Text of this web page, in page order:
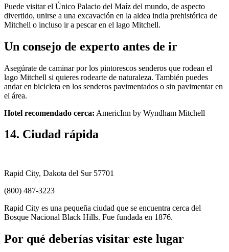
Puede visitar el Único Palacio del Maíz del mundo, de aspecto
divertido, unirse a una excavación en la aldea india prehistórica de
Mitchell o incluso ir a pescar en el lago Mitchell.
Un consejo de experto antes de ir
Asegúrate de caminar por los pintorescos senderos que rodean el
lago Mitchell si quieres rodearte de naturaleza. También puedes
andar en bicicleta en los senderos pavimentados o sin pavimentar en
el área.
Hotel recomendado cerca: AmericInn by Wyndham Mitchell
14. Ciudad rápida
Rapid City, Dakota del Sur 57701
(800) 487-3223
Rapid City es una pequeña ciudad que se encuentra cerca del
Bosque Nacional Black Hills. Fue fundada en 1876.
Por qué deberías visitar este lugar